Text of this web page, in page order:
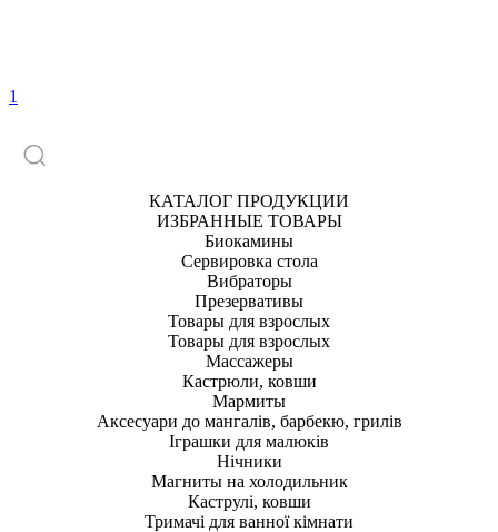
1
КАТАЛОГ ПРОДУКЦИИ
ИЗБРАННЫЕ ТОВАРЫ
Биокамины
Сервировка стола
Вибраторы
Презервативы
Товары для взрослых
Товары для взрослых
Массажеры
Кастрюли, ковши
Мармиты
Аксесуари до мангалів, барбекю, грилів
Іграшки для малюків
Нічники
Магниты на холодильник
Каструлі, ковши
Тримачі для ванної кімнати